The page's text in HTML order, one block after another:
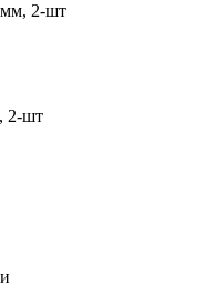
2-шт
2-шт